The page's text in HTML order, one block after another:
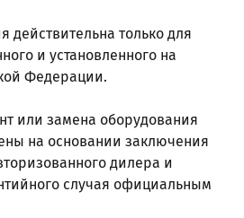
действительна только для
и установленного на
Федерации.
или замена оборудования
на основании заключения
дилера и
случая официальным